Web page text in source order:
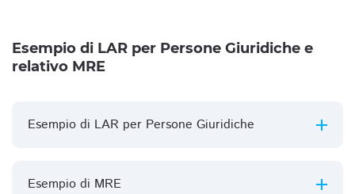
Esempio di LAR per Persone Giuridiche e
relativo MRE
Esempio di LAR per Persone Giuridiche
Esempio di MRE